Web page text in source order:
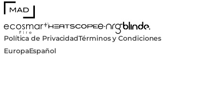
MAD Design
EcoSmart FireHEATSCOPE® Heaters
e-NRG Bioethanol
Blinde Design
Política de PrivacidadTérminos y Condiciones
EuropaEspañol